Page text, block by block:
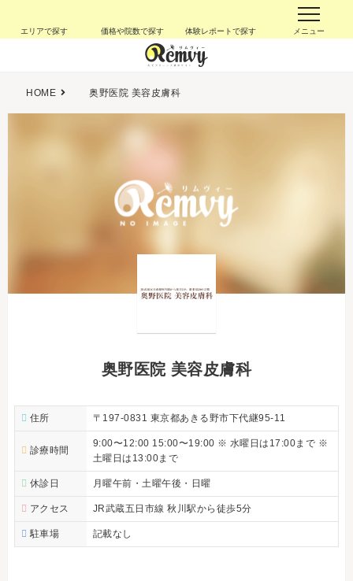
エリアで探す 価格や院数で探す 体験レポートで探す メニュー
HOME 奥野医院 美容皮膚科
奥野医院 美容皮膚科
住所 〒197-0831 東京都あきる野市下代継95-11
診療時間
9:00〜12:00 15:00〜19:00 ※ 水曜日は17:00まで ※
土曜日は13:00まで
休診日 月曜午前・土曜午後・日曜
アクセス JR武蔵五日市線 秋川駅から徒歩5分
駐車場 記載なし